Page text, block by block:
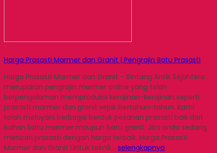
Harga Prasasti Marmer dan Granit | Pengrajin Batu Prasasti
Harga Prasasti Marmer dan Granit – Bintang Antik Sejahtera
merupakan pengrajin marmer online yang telah
berpengalaman memproduksi kerajinan-kerajinan seperti
prasasti marmer dan granit sejak bertahun-tahun. Kami
telah melayani berbagai bentuk pesanan prasasti baik dari
bahan batu marmer maupun batu granit. Jika anda sedang
mencari prasasti dengan harga terbaik. Harga Prasasti
Marmer dan Granit Untuk teknik… selengkapnya